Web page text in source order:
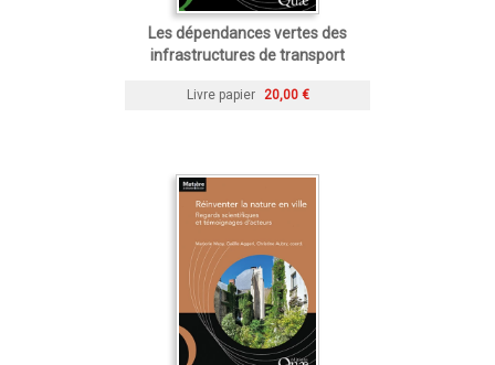
Les dépendances vertes des
infrastructures de transport
Livre papier 20,00 €